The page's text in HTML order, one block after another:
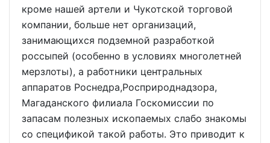
кроме нашей артели и Чукотской торговой
компании, больше нет организаций,
занимающихся подземной разработкой
россыпей (особенно в условиях многолетней
мерзлоты), а работники центральных
аппаратов Роснедра,Росприроднадзора,
Магаданского филиала Госкомиссии по
запасам полезных ископаемых слабо знакомы
со спецификой такой работы. Это приводит к